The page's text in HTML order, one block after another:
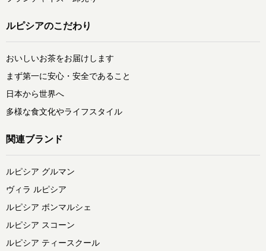
ルピシアのこだわり
おいしいお茶をお届けします
まず第一に安心・安全であること
日本から世界へ
多様な食文化やライフスタイル
関連ブランド
ルピシア グルマン
ヴィラ ルピシア
ルピシア ボンマルシェ
ルピシア スコーン
ルピシア ティースクール